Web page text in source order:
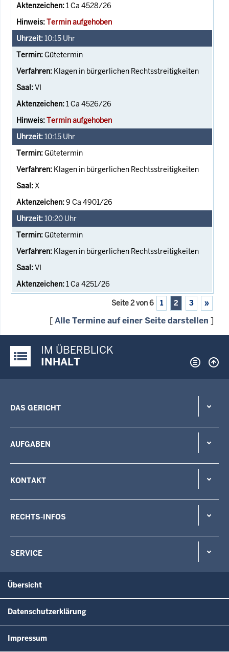
1 Ca 4528/26
Termin aufgehoben
10:15 Uhr
Gütetermin
Klagen in bürgerlichen Rechtsstreitigkeiten
VI
1 Ca 4526/26
Termin aufgehoben
10:15 Uhr
Gütetermin
Klagen in bürgerlichen Rechtsstreitigkeiten
X
9 Ca 4901/26
10:20 Uhr
Gütetermin
Klagen in bürgerlichen Rechtsstreitigkeiten
VI
1 Ca 4251/26
Seite 2 von 6 1 2 3 »
[Alle Termine auf einer Seite darstellen ]
Justiz-Portal im Überblick:
IM ÜBERBLICK
INHALT
DAS GERICHT
AUFGABEN
KONTAKT
RECHTS-INFOS
SERVICE
Übersicht
Datenschutzerklärung
Impressum